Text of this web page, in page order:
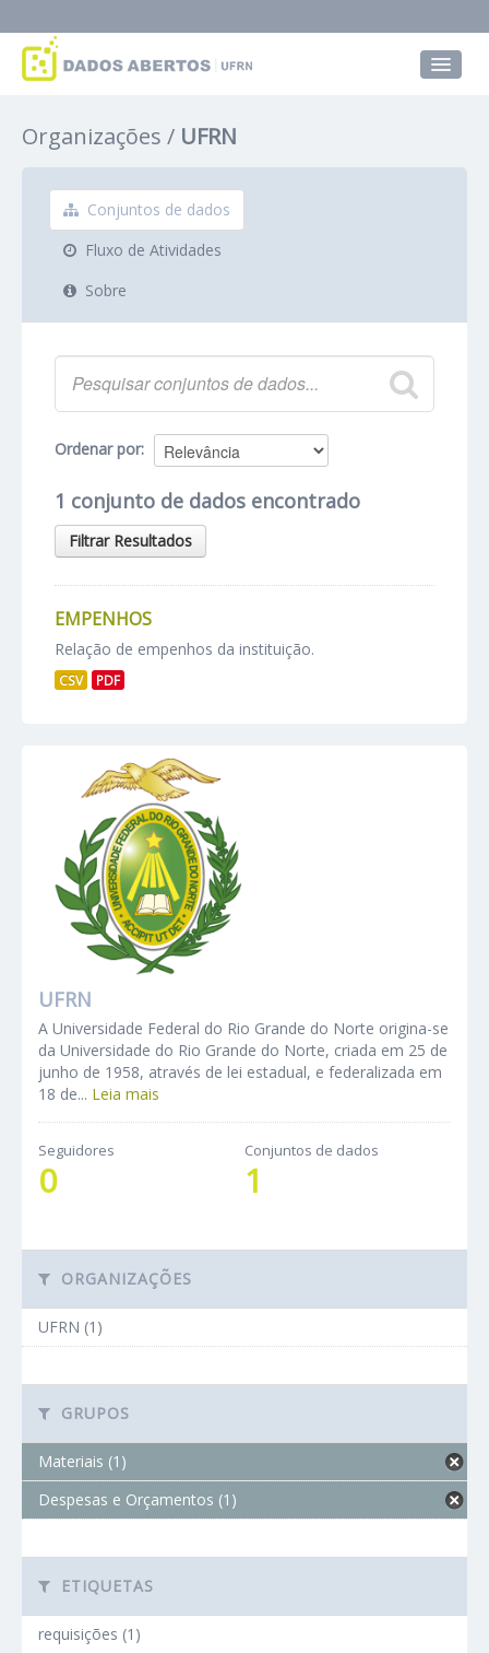
Grupos
Sobre
Organizações UFRN
Conjuntos de dados
Fluxo de Atividades
Sobre
Ordenar por
1 conjunto de dados encontrado
Filtrar Resultados
EMPENHOS
Relação de empenhos da instituição.
CSV PDF
UFRN
A Universidade Federal do Rio Grande do Norte origina-se
da Universidade do Rio Grande do Norte, criada em 25 de
junho de 1958, através de lei estadual, e federalizada em
18 de... Leia mais
Seguidores
0
Conjuntos de dados
1
ORGANIZAÇÕES
UFRN (1)
GRUPOS
Materiais (1)
Despesas e Orçamentos (1)
ETIQUETAS
requisições (1)